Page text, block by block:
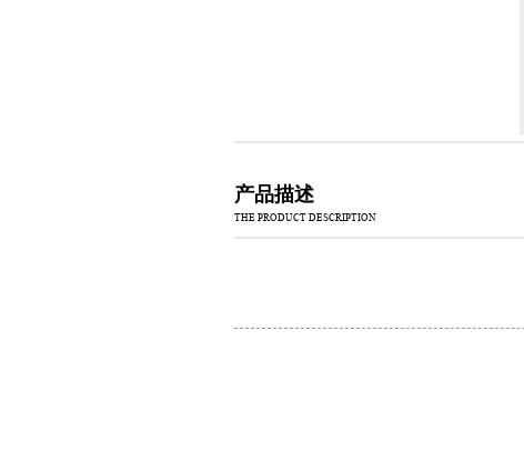
产品描述
THE PRODUCT DESCRIPTION